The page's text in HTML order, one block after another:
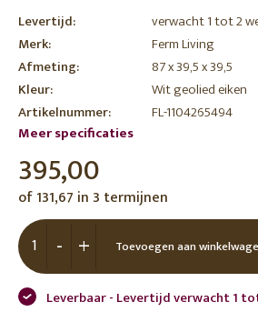
Levertijd:
verwacht 1 tot 2
Merk:
Ferm Living
Afmeting:
87 x 39,5 x 39,5
Kleur:
Wit geolied eiken
Artikelnummer:
FL-1104265494
Meer specificaties
395,00
of 131,67 in 3 termijnen
+
- Toevoegen aan
Leverbaar - Levertijd verwacht 1